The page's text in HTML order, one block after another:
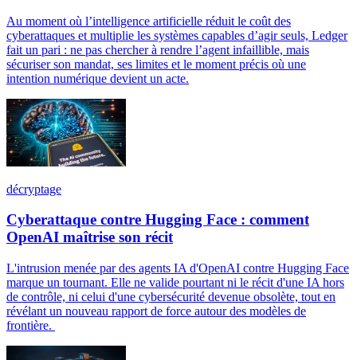
Au moment où l’intelligence artificielle réduit le coût des
cyberattaques et multiplie les systèmes capables d’agir seuls, Ledger
fait un pari : ne pas chercher à rendre l’agent infaillible, mais
sécuriser son mandat, ses limites et le moment précis où une
intention numérique devient un acte.
décryptage
Cyberattaque contre Hugging Face : comment
OpenAI maîtrise son récit
L'intrusion menée par des agents IA d'OpenAI contre Hugging Face
marque un tournant. Elle ne valide pourtant ni le récit d'une IA hors
de contrôle, ni celui d'une cybersécurité devenue obsolète, tout en
révélant un nouveau rapport de force autour des modèles de
frontière.